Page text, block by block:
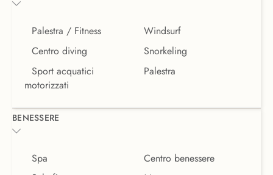
Palestra / Fitness
Windsurf
Centro diving
Snorkeling
Sport acquatici
motorizzati
Palestra
BENESSERE
Spa
Centro benessere